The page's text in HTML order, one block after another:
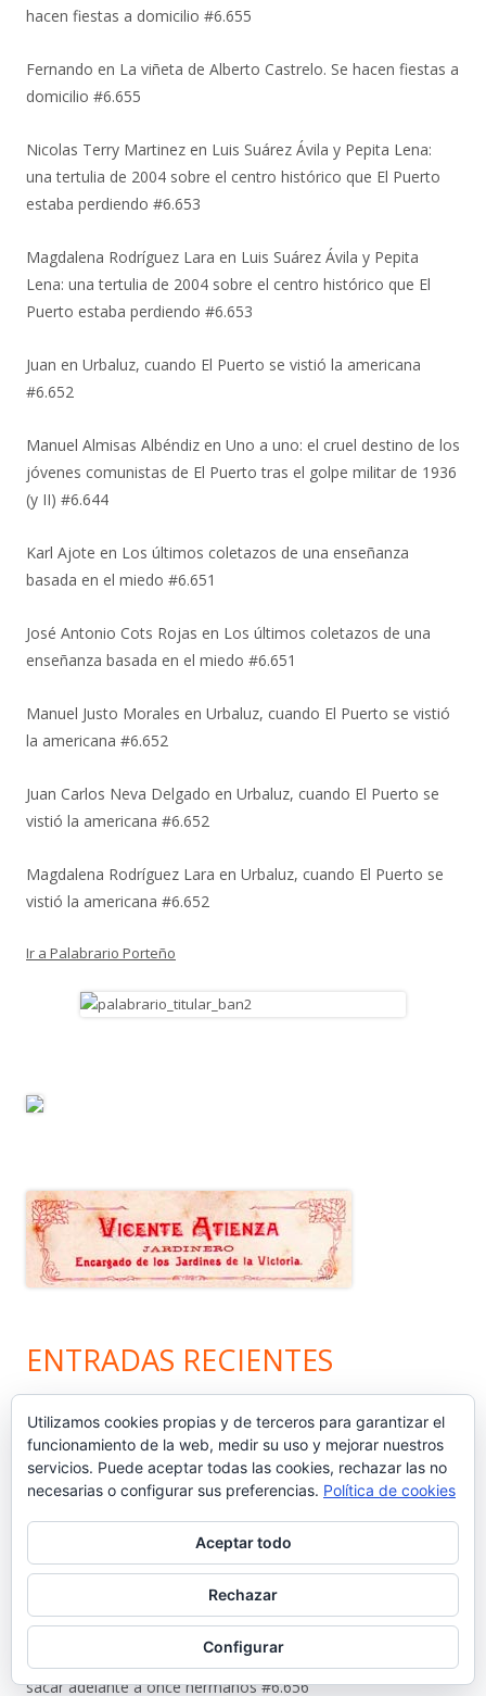
hacen fiestas a domicilio #6.655
Fernando en La viñeta de Alberto Castrelo. Se hacen fiestas a
domicilio #6.655
Nicolas Terry Martinez en Luis Suárez Ávila y Pepita Lena:
una tertulia de 2004 sobre el centro histórico que El Puerto
estaba perdiendo #6.653
Magdalena Rodríguez Lara en Luis Suárez Ávila y Pepita
Lena: una tertulia de 2004 sobre el centro histórico que El
Puerto estaba perdiendo #6.653
Juan en Urbaluz, cuando El Puerto se vistió la americana
#6.652
Manuel Almisas Albéndiz en Uno a uno: el cruel destino de los
jóvenes comunistas de El Puerto tras el golpe militar de 1936
(y II) #6.644
Karl Ajote en Los últimos coletazos de una enseñanza
basada en el miedo #6.651
José Antonio Cots Rojas en Los últimos coletazos de una
enseñanza basada en el miedo #6.651
Manuel Justo Morales en Urbaluz, cuando El Puerto se vistió
la americana #6.652
Juan Carlos Neva Delgado en Urbaluz, cuando El Puerto se
vistió la americana #6.652
Magdalena Rodríguez Lara en Urbaluz, cuando El Puerto se
vistió la americana #6.652
Ir a Palabrario Porteño
ENTRADAS RECIENTES
Nos vamos de vacaciones #6.660
¿Dónde está Calleja? #6.659
Carta protesta a Don Pedro Muñoz Seca #6.658
El antiguo campo del Racing y la iniciativa solidaria de Elías
Sebastián Gómez Sánchez, ‘Tani’. El frutero que ayudó a
sacar adelante a once hermanos #6.656
Utilizamos cookies propias y de terceros para garantizar el
funcionamiento de la web, medir su uso y mejorar nuestros
servicios. Puede aceptar todas las cookies, rechazar las no
necesarias o configurar sus preferencias. Política de cookies
Aceptar todo
Rechazar
Configurar